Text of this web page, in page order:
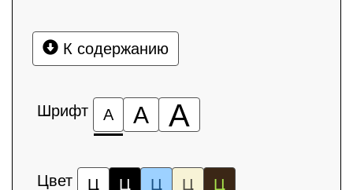
К содержанию
Шрифт А А А
Цвет Ц Ц Ц Ц Ц